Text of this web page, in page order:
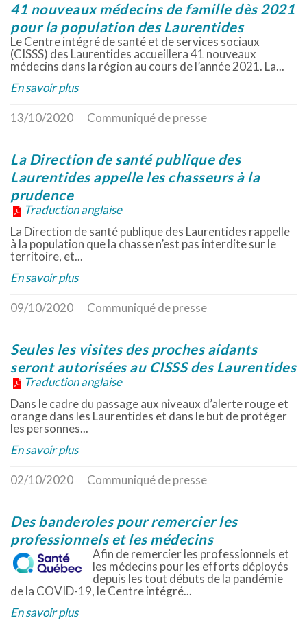
41 nouveaux médecins de famille dès 2021
pour la population des Laurentides
Le Centre intégré de santé et de services sociaux
(CISSS) des Laurentides accueillera 41 nouveaux
médecins dans la région au cours de l’année 2021. La...
En savoir plus
13/10/2020 Communiqué de presse
La Direction de santé publique des
Laurentides appelle les chasseurs à la
prudence
Traduction anglaise
La Direction de santé publique des Laurentides rappelle
à la population que la chasse n’est pas interdite sur le
territoire, et...
En savoir plus
09/10/2020 Communiqué de presse
Seules les visites des proches aidants
seront autorisées au CISSS des Laurentides
Traduction anglaise
Dans le cadre du passage aux niveaux d’alerte rouge et
orange dans les Laurentides et dans le but de protéger
les personnes...
En savoir plus
02/10/2020 Communiqué de presse
Des banderoles pour remercier les
professionnels et les médecins
Afin de remercier les professionnels et
les médecins pour les efforts déployés
depuis les tout débuts de la pandémie
de la COVID-19, le Centre intégré...
En savoir plus